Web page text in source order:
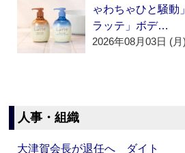
ゃわちゃひと騒動
ラッテ」ボデ…
2026年08月03日 (月)
人事・組織
大津賀会長が退任へ ダイト